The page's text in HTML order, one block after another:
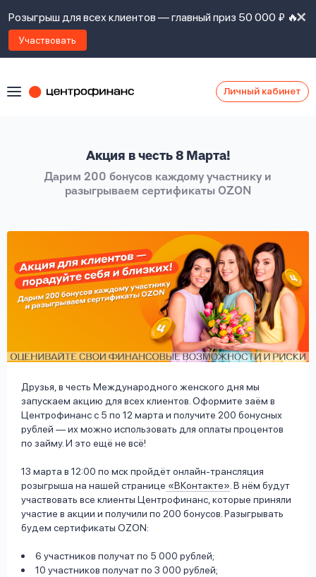
Розыгрыш для всех клиентов — главный приз 50 000 ₽ 🔥
Участвовать
Личный кабинет
Акция в честь 8 Марта!
Дарим 200 бонусов каждому участнику и
разыгрываем сертификаты OZON
Друзья, в честь Международного женского дня мы
запускаем акцию для всех клиентов. Оформите заём в
Центрофинанс с 5 по 12 марта и получите 200 бонусных
рублей — их можно использовать для оплаты процентов
по займу. И это ещё не всё!
13 марта в 12:00 по мск пройдёт онлайн-трансляция
розыгрыша на нашей странице «ВКонтакте» . В нём будут
участвовать все клиенты Центрофинанс, которые приняли
участие в акции и получили по 200 бонусов. Разыгрывать
будем сертификаты OZON:
6 участников получат по 5 000 рублей;
10 участников получат по 3 000 рублей;
Оформить заявку
Войти под другим номером
контакты
Задать
Ответы
на
вопросы
Ок
Ок
ознакомлен
с
правилами
предоставления
даю
согласие
на
обработку